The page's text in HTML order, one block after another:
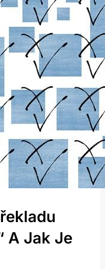
A Jak Je